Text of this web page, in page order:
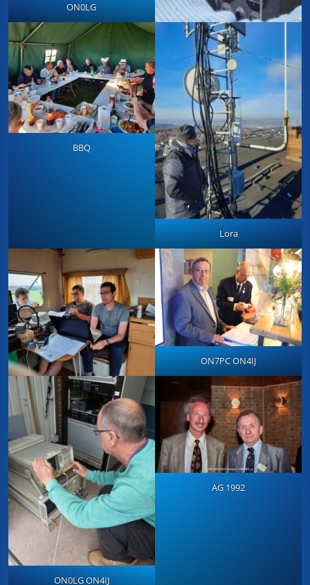
ON0LG
BBQ
Lora
ON7PC ON4IJ
ON0LG ON4IJ
AG 1992